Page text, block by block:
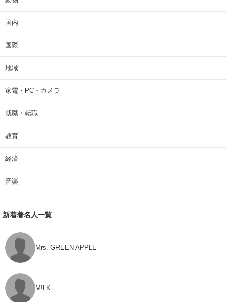
国内
国際
地域
家電・PC・カメラ
就職・転職
教育
経済
音楽
新着著名人一覧
Mrs. GREEN APPLE
M!LK